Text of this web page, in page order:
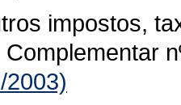
impostos,
2003)